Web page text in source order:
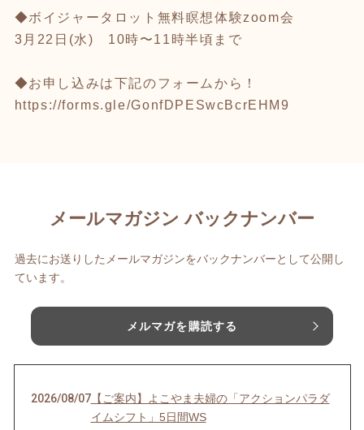
◆ボイジャータロット無料瞑想体験zoom会
3月22日(水) 10時〜11時半頃まで
◆お申し込みは下記のフォームから！
https://forms.gle/GonfDPESwcBcrEHM9
メールマガジン バックナンバー
過去にお送りしたメールマガジンをバックナンバーとして公開し
ています。
メルマガを購読する
2026/08/07【ご案内】よこやま夫婦の「アクションパラダ
イムシフト」5日間WS